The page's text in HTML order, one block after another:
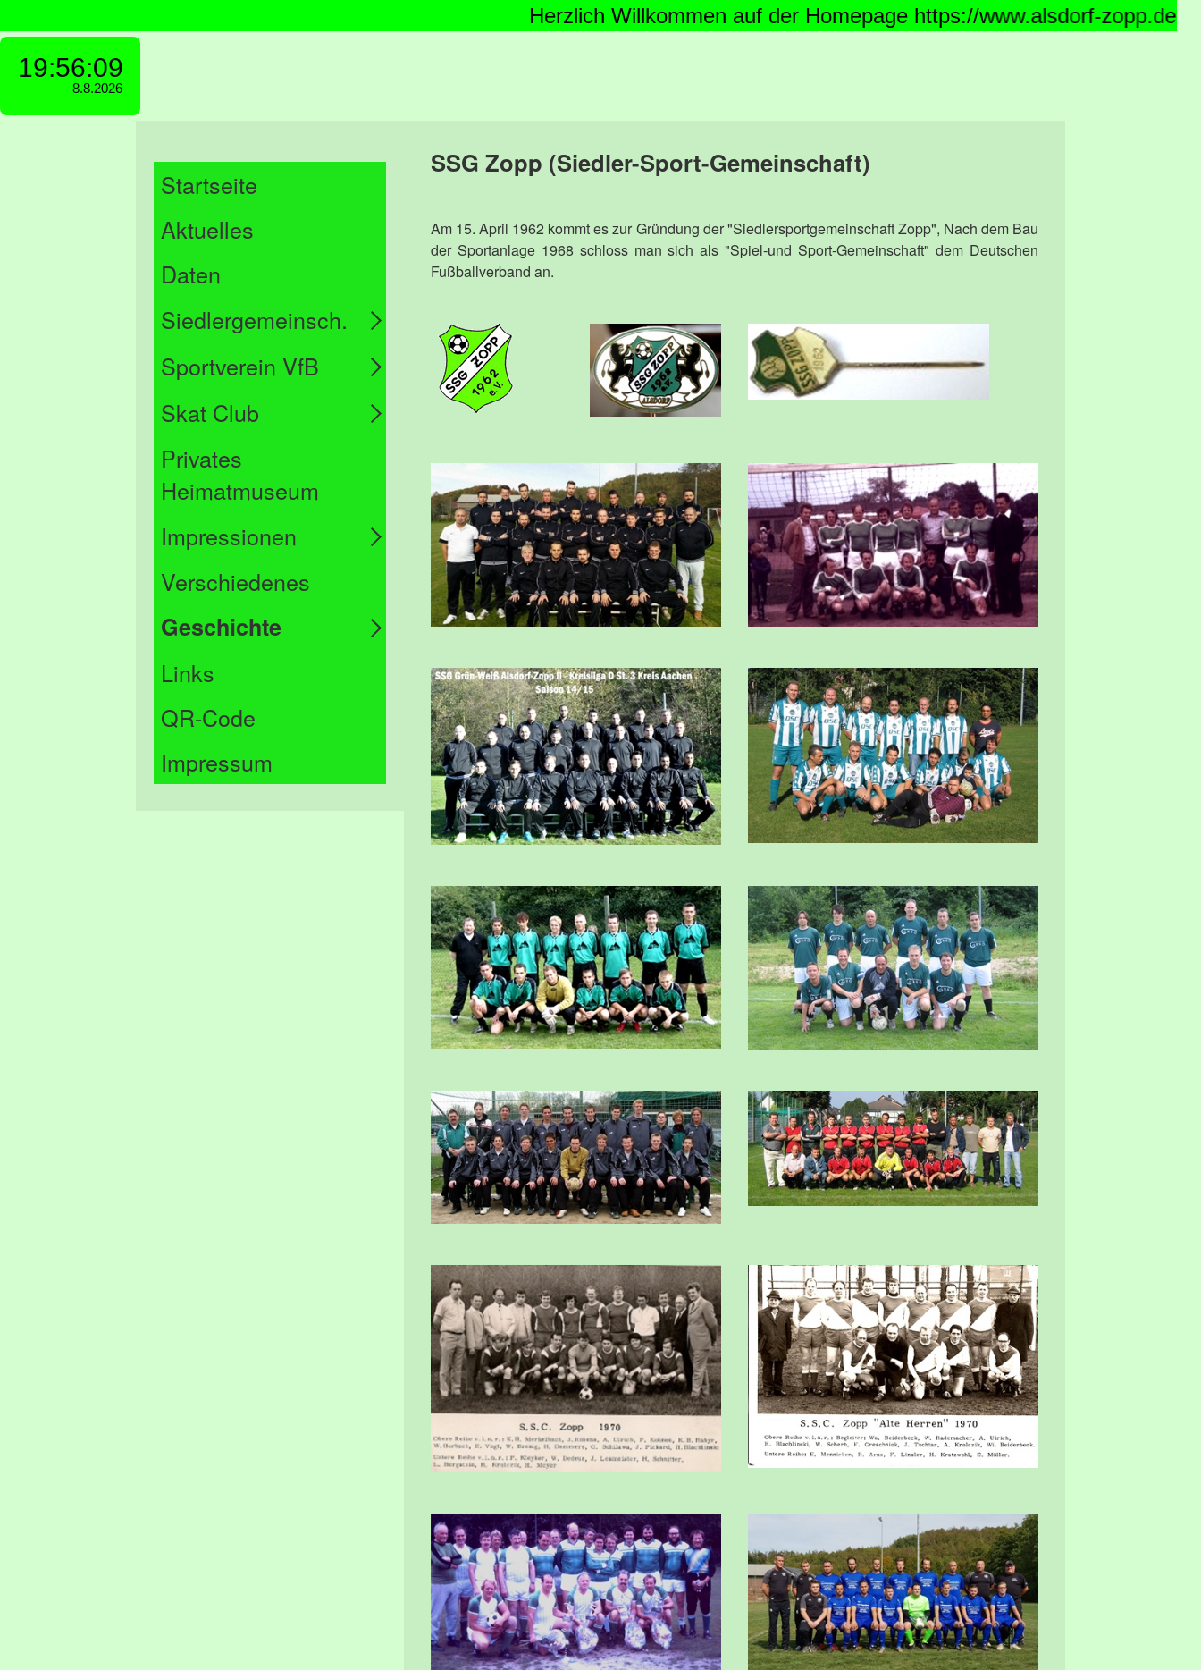
Herzlich Willkommen auf der Homepage https://www.alsdorf-zopp.de
Startseite
Aktuelles
Daten
Siedlergemeinsch.
Sportverein VfB
Skat Club
Privates
Heimatmuseum
Impressionen
Verschiedenes
Geschichte
Links
QR-Code
Impressum
SSG Zopp (Siedler-Sport-Gemeinschaft)
Am 15. April 1962 kommt es zur Gründung der "Siedlersportgemeinschaft Zopp", Nach dem Bau
der Sportanlage 1968 schloss man sich als "Spiel-und Sport-Gemeinschaft" dem Deutschen
Fußballverband an.